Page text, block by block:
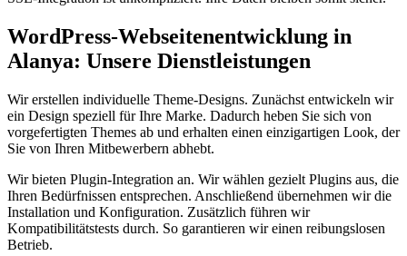
WordPress-Webseitenentwicklung in
Alanya: Unsere Dienstleistungen
Wir erstellen individuelle Theme-Designs. Zunächst entwickeln wir
ein Design speziell für Ihre Marke. Dadurch heben Sie sich von
vorgefertigten Themes ab und erhalten einen einzigartigen Look, der
Sie von Ihren Mitbewerbern abhebt.
Wir bieten Plugin-Integration an. Wir wählen gezielt Plugins aus, die
Ihren Bedürfnissen entsprechen. Anschließend übernehmen wir die
Installation und Konfiguration. Zusätzlich führen wir
Kompatibilitätstests durch. So garantieren wir einen reibungslosen
Betrieb.